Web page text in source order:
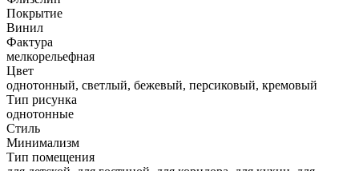
Покрытие
Винил
Фактура
мелкорельефная
Цвет
однотонный, светлый, бежевый, персиковый, кремовый
Тип рисунка
однотонные
Стиль
Минимализм
Тип помещения